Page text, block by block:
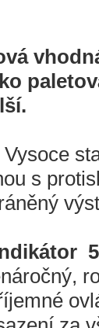
Vysoce
s